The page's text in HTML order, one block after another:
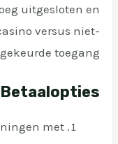
uitgesloten en
versus niet-
toegang.
met